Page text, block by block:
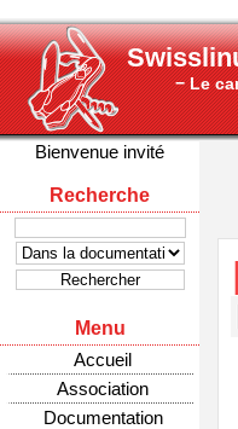
− Le
Bienvenue invité
Recherche
Menu
Accueil
Association
Documentation